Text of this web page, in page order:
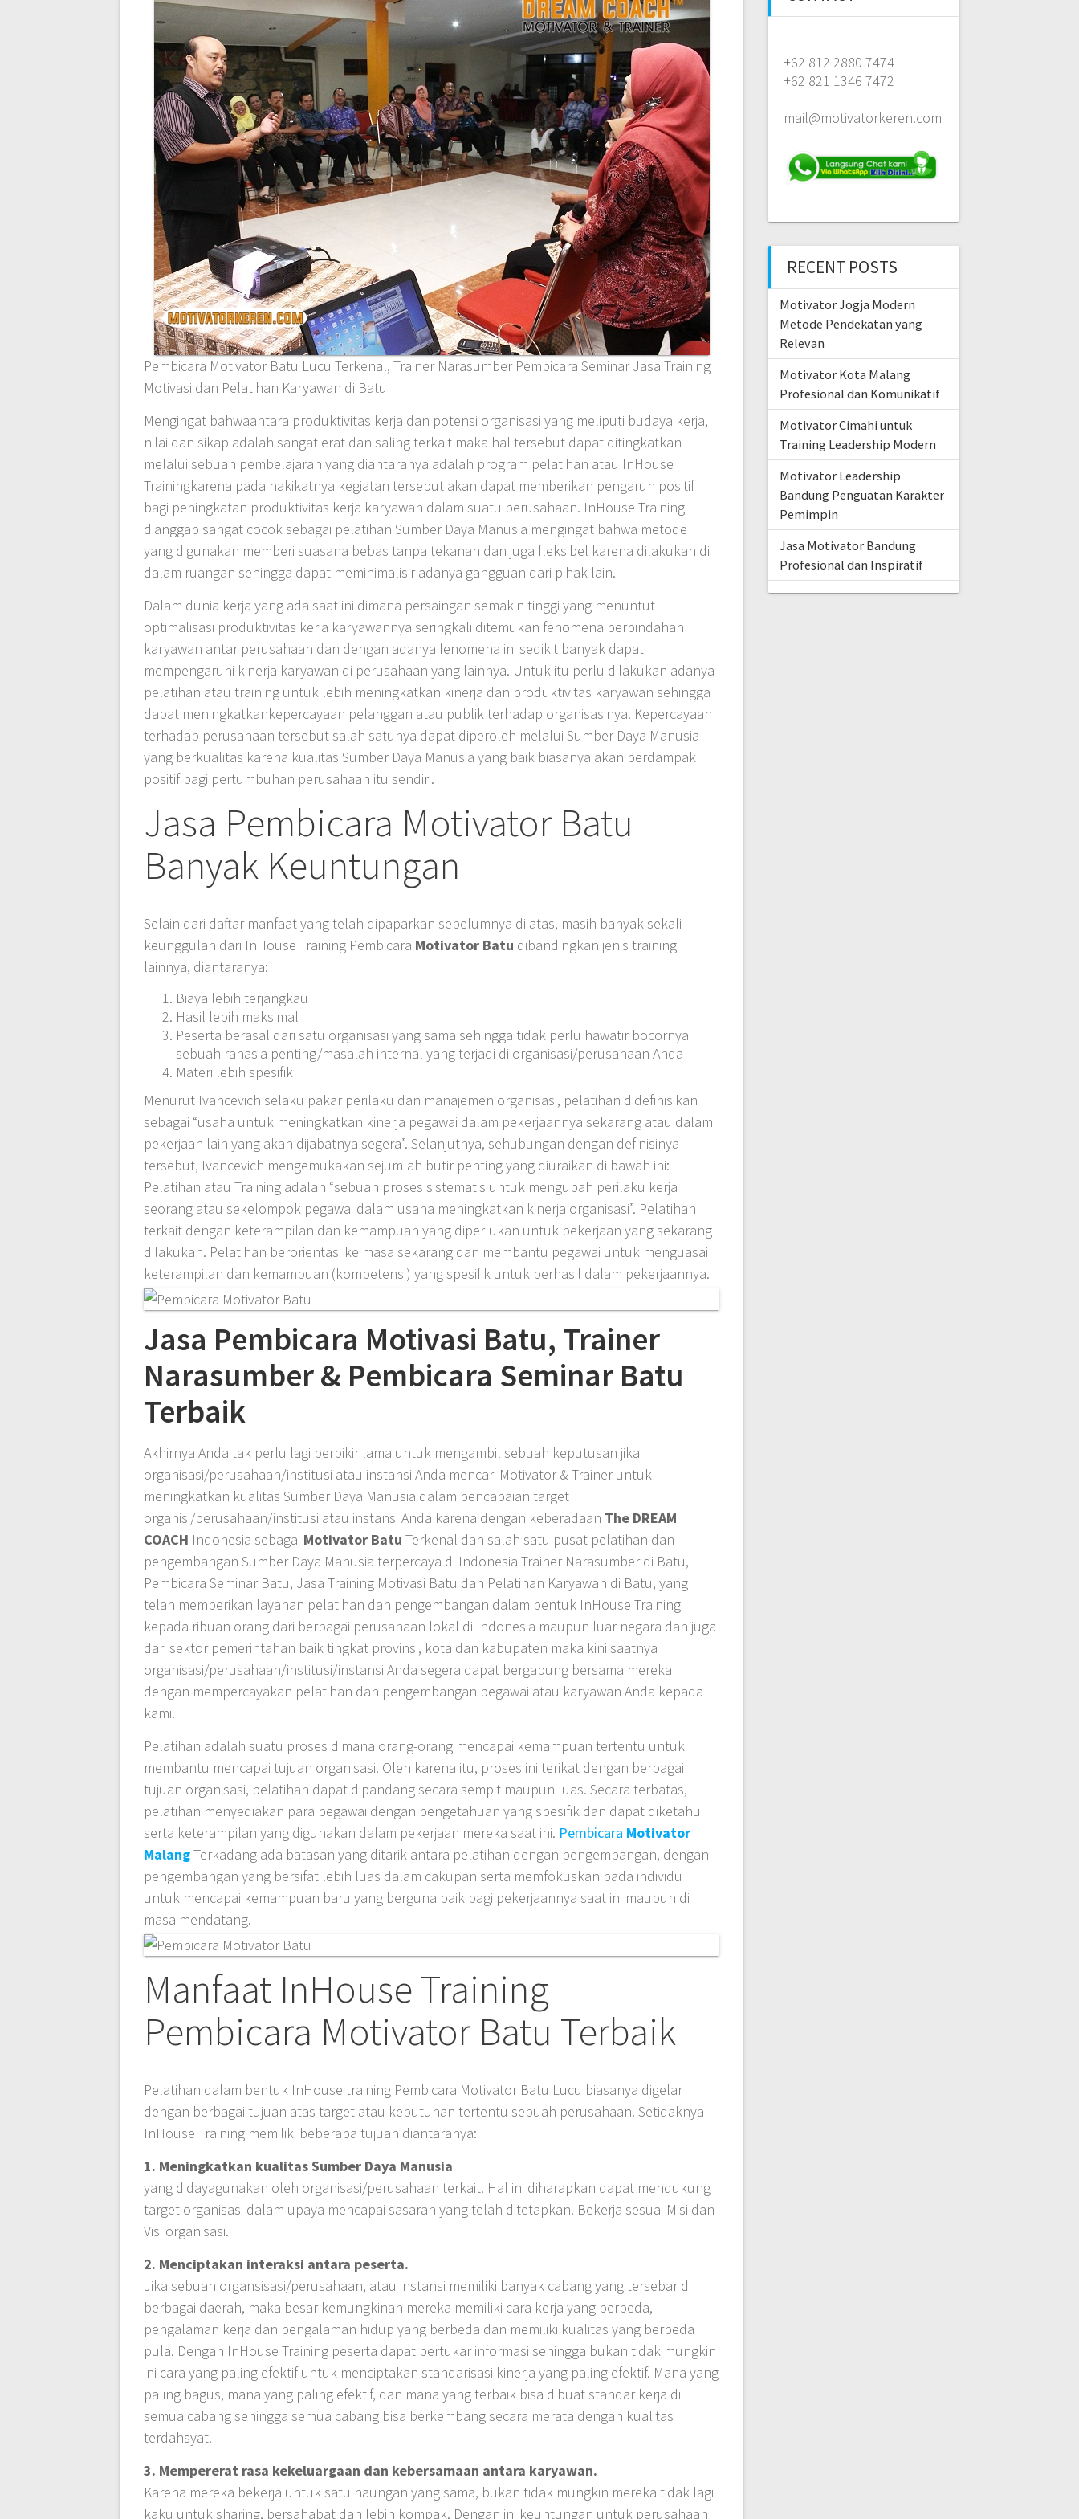
Pembicara Motivator Batu Lucu Terkenal, Trainer Narasumber Pembicara Seminar Jasa Training
Motivasi dan Pelatihan Karyawan di Batu
Mengingat bahwaantara produktivitas kerja dan potensi organisasi yang meliputi budaya kerja,
nilai dan sikap adalah sangat erat dan saling terkait maka hal tersebut dapat ditingkatkan
melalui sebuah pembelajaran yang diantaranya adalah program pelatihan atau InHouse
Trainingkarena pada hakikatnya kegiatan tersebut akan dapat memberikan pengaruh positif
bagi peningkatan produktivitas kerja karyawan dalam suatu perusahaan. InHouse Training
dianggap sangat cocok sebagai pelatihan Sumber Daya Manusia mengingat bahwa metode
yang digunakan memberi suasana bebas tanpa tekanan dan juga fleksibel karena dilakukan di
dalam ruangan sehingga dapat meminimalisir adanya gangguan dari pihak lain.
Dalam dunia kerja yang ada saat ini dimana persaingan semakin tinggi yang menuntut
optimalisasi produktivitas kerja karyawannya seringkali ditemukan fenomena perpindahan
karyawan antar perusahaan dan dengan adanya fenomena ini sedikit banyak dapat
mempengaruhi kinerja karyawan di perusahaan yang lainnya. Untuk itu perlu dilakukan adanya
pelatihan atau training untuk lebih meningkatkan kinerja dan produktivitas karyawan sehingga
dapat meningkatkankepercayaan pelanggan atau publik terhadap organisasinya. Kepercayaan
terhadap perusahaan tersebut salah satunya dapat diperoleh melalui Sumber Daya Manusia
yang berkualitas karena kualitas Sumber Daya Manusia yang baik biasanya akan berdampak
positif bagi pertumbuhan perusahaan itu sendiri.
Jasa Pembicara Motivator Batu
Banyak Keuntungan
Selain dari daftar manfaat yang telah dipaparkan sebelumnya di atas, masih banyak sekali
keunggulan dari InHouse Training Pembicara Motivator Batu dibandingkan jenis training
lainnya, diantaranya:
Biaya lebih terjangkau
Hasil lebih maksimal
Peserta berasal dari satu organisasi yang sama sehingga tidak perlu hawatir bocornya
sebuah rahasia penting/masalah internal yang terjadi di organisasi/perusahaan Anda
Materi lebih spesifik
Menurut Ivancevich selaku pakar perilaku dan manajemen organisasi, pelatihan didefinisikan
sebagai “usaha untuk meningkatkan kinerja pegawai dalam pekerjaannya sekarang atau dalam
pekerjaan lain yang akan dijabatnya segera”. Selanjutnya, sehubungan dengan definisinya
tersebut, Ivancevich mengemukakan sejumlah butir penting yang diuraikan di bawah ini:
Pelatihan atau Training adalah “sebuah proses sistematis untuk mengubah perilaku kerja
seorang atau sekelompok pegawai dalam usaha meningkatkan kinerja organisasi”. Pelatihan
terkait dengan keterampilan dan kemampuan yang diperlukan untuk pekerjaan yang sekarang
dilakukan. Pelatihan berorientasi ke masa sekarang dan membantu pegawai untuk menguasai
keterampilan dan kemampuan (kompetensi) yang spesifik untuk berhasil dalam pekerjaannya.
Jasa Pembicara Motivasi Batu, Trainer
Narasumber & Pembicara Seminar Batu
Terbaik
Akhirnya Anda tak perlu lagi berpikir lama untuk mengambil sebuah keputusan jika
organisasi/perusahaan/institusi atau instansi Anda mencari Motivator & Trainer untuk
meningkatkan kualitas Sumber Daya Manusia dalam pencapaian target
organisi/perusahaan/institusi atau instansi Anda karena dengan keberadaan The DREAM
COACH Indonesia sebagai Motivator Batu Terkenal dan salah satu pusat pelatihan dan
pengembangan Sumber Daya Manusia terpercaya di Indonesia Trainer Narasumber di Batu,
Pembicara Seminar Batu, Jasa Training Motivasi Batu dan Pelatihan Karyawan di Batu, yang
telah memberikan layanan pelatihan dan pengembangan dalam bentuk InHouse Training
kepada ribuan orang dari berbagai perusahaan lokal di Indonesia maupun luar negara dan juga
dari sektor pemerintahan baik tingkat provinsi, kota dan kabupaten maka kini saatnya
organisasi/perusahaan/institusi/instansi Anda segera dapat bergabung bersama mereka
dengan mempercayakan pelatihan dan pengembangan pegawai atau karyawan Anda kepada
kami.
Pelatihan adalah suatu proses dimana orang-orang mencapai kemampuan tertentu untuk
membantu mencapai tujuan organisasi. Oleh karena itu, proses ini terikat dengan berbagai
tujuan organisasi, pelatihan dapat dipandang secara sempit maupun luas. Secara terbatas,
pelatihan menyediakan para pegawai dengan pengetahuan yang spesifik dan dapat diketahui
serta keterampilan yang digunakan dalam pekerjaan mereka saat ini. Pembicara Motivator
MalangTerkadang ada batasan yang ditarik antara pelatihan dengan pengembangan, dengan
pengembangan yang bersifat lebih luas dalam cakupan serta memfokuskan pada individu
untuk mencapai kemampuan baru yang berguna baik bagi pekerjaannya saat ini maupun di
masa mendatang.
Manfaat InHouse Training
Pembicara Motivator Batu Terbaik
Pelatihan dalam bentuk InHouse training Pembicara Motivator Batu Lucu biasanya digelar
dengan berbagai tujuan atas target atau kebutuhan tertentu sebuah perusahaan. Setidaknya
InHouse Training memiliki beberapa tujuan diantaranya:
1. Meningkatkan kualitas Sumber Daya Manusia
yang didayagunakan oleh organisasi/perusahaan terkait. Hal ini diharapkan dapat mendukung
target organisasi dalam upaya mencapai sasaran yang telah ditetapkan. Bekerja sesuai Misi dan
Visi organisasi.
2. Menciptakan interaksi antara peserta.
Jika sebuah organsisasi/perusahaan, atau instansi memiliki banyak cabang yang tersebar di
berbagai daerah, maka besar kemungkinan mereka memiliki cara kerja yang berbeda,
pengalaman kerja dan pengalaman hidup yang berbeda dan memiliki kualitas yang berbeda
pula. Dengan InHouse Training peserta dapat bertukar informasi sehingga bukan tidak mungkin
ini cara yang paling efektif untuk menciptakan standarisasi kinerja yang paling efektif. Mana yang
paling bagus, mana yang paling efektif, dan mana yang terbaik bisa dibuat standar kerja di
semua cabang sehingga semua cabang bisa berkembang secara merata dengan kualitas
terdahsyat.
3. Mempererat rasa kekeluargaan dan kebersamaan antara karyawan.
Karena mereka bekerja untuk satu naungan yang sama, bukan tidak mungkin mereka tidak lagi
kaku untuk sharing, bersahabat dan lebih kompak. Dengan ini keuntungan untuk perusahaan
+62 812 2880 7474
+62 821 1346 7472
mail@motivatorkeren.com
RECENT POSTS
Motivator Jogja Modern
Metode Pendekatan yang
Relevan
Motivator Kota Malang
Profesional dan Komunikatif
Motivator Cimahi untuk
Training Leadership Modern
Motivator Leadership
Bandung Penguatan Karakter
Pemimpin
Jasa Motivator Bandung
Profesional dan Inspiratif